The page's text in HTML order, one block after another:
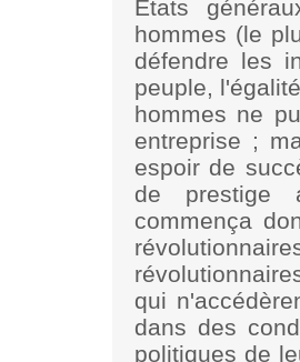
Etats
hommes (le
défendre les
peuple,
hommes ne
entreprise ;
espoir de
de prestige
commença
qui
dans des
politiques de